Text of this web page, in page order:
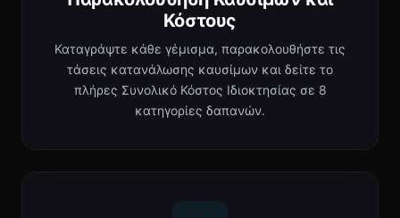
Κόστους
Καταγράψτε κάθε γέμισμα, παρακολουθήστε τις
τάσεις κατανάλωσης καυσίμων και δείτε το
πλήρες Συνολικό Κόστος Ιδιοκτησίας σε 8
κατηγορίες δαπανών.